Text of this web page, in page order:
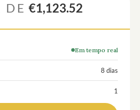
DE €1,123.52
Em tempo real
8 dias
1